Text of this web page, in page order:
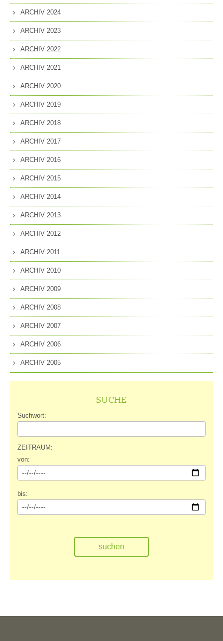
ARCHIV 2024
ARCHIV 2023
ARCHIV 2022
ARCHIV 2021
ARCHIV 2020
ARCHIV 2019
ARCHIV 2018
ARCHIV 2017
ARCHIV 2016
ARCHIV 2015
ARCHIV 2014
ARCHIV 2013
ARCHIV 2012
ARCHIV 2011
ARCHIV 2010
ARCHIV 2009
ARCHIV 2008
ARCHIV 2007
ARCHIV 2006
ARCHIV 2005
SUCHE
Suchwort:
ZEITRAUM:
von:
bis: